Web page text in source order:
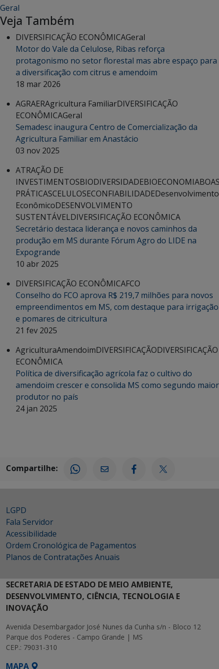
Geral
Veja Também
DIVERSIFICAÇÃO ECONÔMICAGeral
Motor do Vale da Celulose, Ribas reforça
protagonismo no setor florestal mas abre espaço para
a diversificação com citrus e amendoim
18 mar 2026
AGRAERAgricultura FamiliarDIVERSIFICAÇÃO
ECONÔMICAGeral
Semadesc inaugura Centro de Comercialização da
Agricultura Familiar em Anastácio
03 nov 2025
ATRAÇÃO DE
INVESTIMENTOSBIODIVERSIDADEBIOECONOMIA
PRÁTICASCELULOSECONFIABILIDADEDesenvolvimento
EconômicoDESENVOLVIMENTO
SUSTENTÁVELDIVERSIFICAÇÃO ECONÔMICA
Secretário destaca liderança e novos caminhos da
produção em MS durante Fórum Agro do LIDE na
Expogrande
10 abr 2025
DIVERSIFICAÇÃO ECONÔMICAFCO
Conselho do FCO aprova R$ 219,7 milhões para novos
empreendimentos em MS, com destaque para irrigação
e pomares de citricultura
21 fev 2025
AgriculturaAmendoimDIVERSIFICAÇÃODIVERSIFICAÇÃO
ECONÔMICA
Política de diversificação agrícola faz o cultivo do
amendoim crescer e consolida MS como segundo maior
produtor no país
24 jan 2025
Compartilhe:
LGPD
Fala Servidor
Acessibilidade
Ordem Cronológica de Pagamentos
Planos de Contratações Anuais
SECRETARIA DE ESTADO DE MEIO AMBIENTE,
DESENVOLVIMENTO, CIÊNCIA, TECNOLOGIA E
INOVAÇÃO
Avenida Desembargador José Nunes da Cunha s/n - Bloco 12
Parque dos Poderes - Campo Grande | MS
CEP.: 79031-310
MAPA